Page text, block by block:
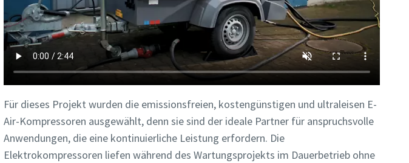
Für dieses Projekt wurden die emissionsfreien, kostengünstigen und ultraleisen E-
Air-Kompressoren ausgewählt, denn sie sind der ideale Partner für anspruchsvolle
Anwendungen, die eine kontinuierliche Leistung erfordern. Die
Elektrokompressoren liefen während des Wartungsprojekts im Dauerbetrieb ohne